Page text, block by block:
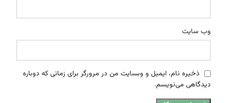
وب‌ سایت
ذخیره نام، ایمیل و وبسایت من در مرورگر برای زمانی که دوباره
دیدگاهی می‌نویسم.